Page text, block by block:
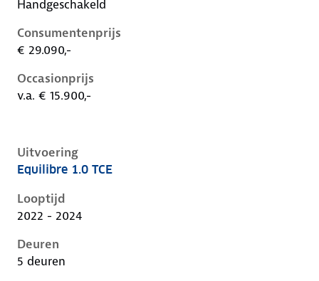
Handgeschakeld
Consumentenprijs
€ 29.090,-
Occasionprijs
v.a. € 15.900,-
Uitvoering
Renault Captur ii, 1.0 tce, 67 kW, Benzine, 5 deuren
Equilibre 1.0 TCE
Looptijd
2022 - 2024
Deuren
5 deuren